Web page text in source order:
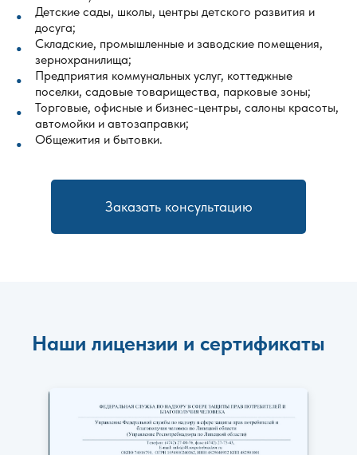
Детские сады, школы, центры детского развития и
досуга;
Складские, промышленные и заводские помещения,
зернохранилища;
Предприятия коммунальных услуг, коттеджные
поселки, садовые товарищества, парковые зоны;
Торговые, офисные и бизнес-центры, салоны красоты,
автомойки и автозаправки;
Общежития и бытовки.
Заказать консультацию
Наши лицензии и сертификаты